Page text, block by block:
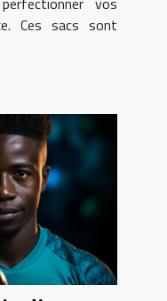
Ces sacs sont